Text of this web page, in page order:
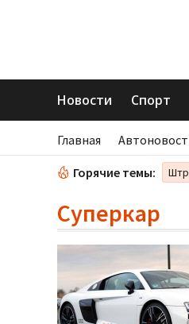
Новости Спорт
Главная
Горячие темы:
Суперкар